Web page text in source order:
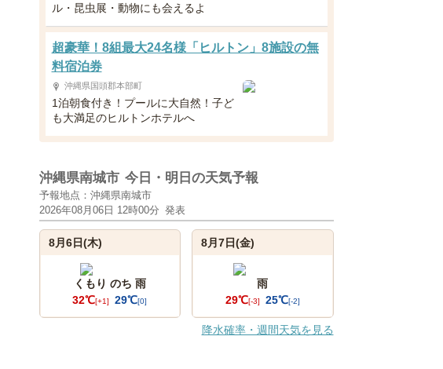
ル・昆虫展・動物にも会えるよ
超豪華！8組最大24名様「ヒルトン」8施設の無
料宿泊券
沖縄県国頭郡本部町
1泊朝食付き！プールに大自然！子ど
も大満足のヒルトンホテルへ
沖縄県南城市 今日・明日の天気予報
予報地点：沖縄県南城市
2026年08月06日 12時00分 発表
8月6日(木)
くもり のち 雨
32℃[+1] 29℃[0]
8月7日(金)
雨
29℃[-3] 25℃[-2]
降水確率・週間天気を見る